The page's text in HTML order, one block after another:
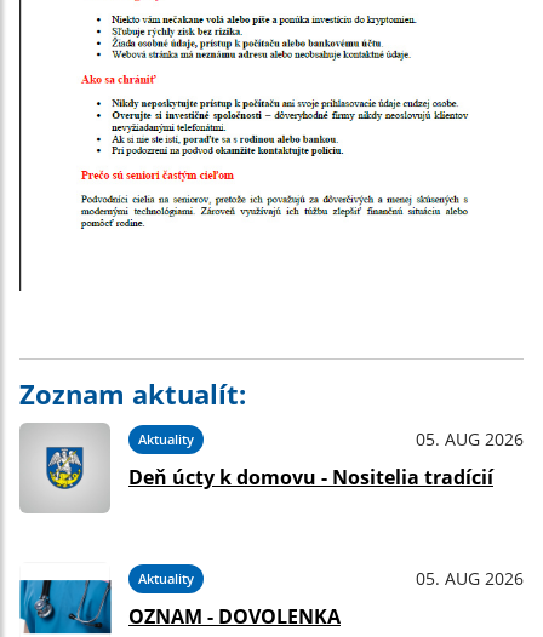
Zoznam aktualít:
Aktuality 05. AUG 2026
Deň úcty k domovu - Nositelia tradícií
Aktuality 05. AUG 2026
OZNAM - DOVOLENKA